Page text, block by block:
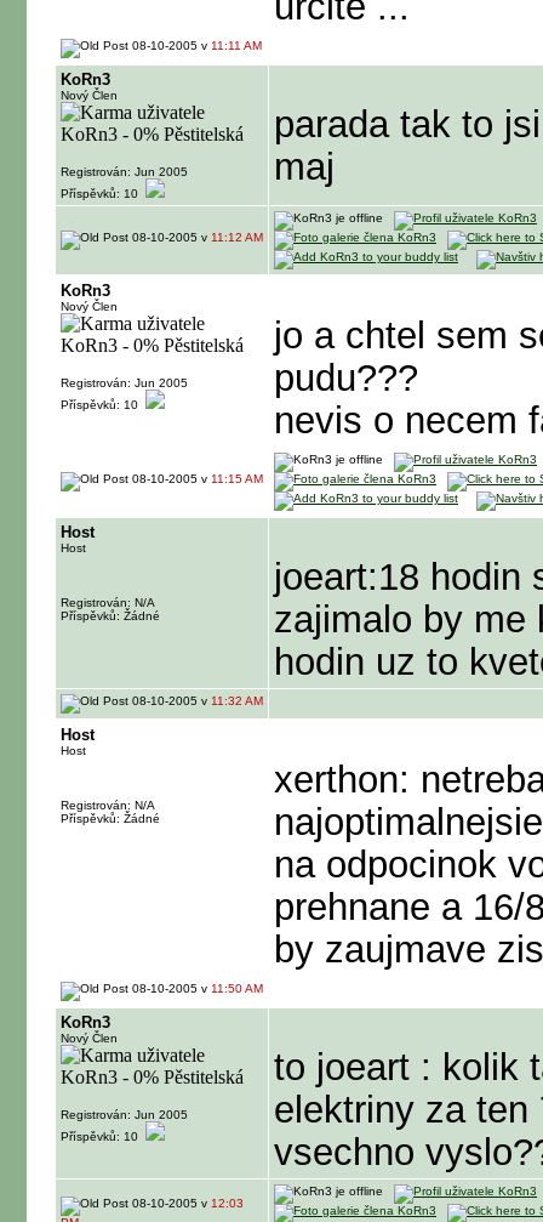
08-10-2005 v 11:11 AM
KoRn3
Nový Člen
Registrován: Jun 2005
Příspěvků: 10
parada tak to
maj
08-10-2005 v 11:12 AM
KoRn3
Nový Člen
Registrován: Jun 2005
Příspěvků: 10
jo a chtel sem
pudu???
nevis o necem
08-10-2005 v 11:15 AM
Host
Host
Registrován: N/A
Příspěvků: Žádné
joeart:18 hodin
zajimalo by me
hodin uz to
08-10-2005 v 11:32 AM
Host
Host
Registrován: N/A
Příspěvků: Žádné
xerthon:
na odpocinok
prehnane a
by zaujmave
08-10-2005 v 11:50 AM
KoRn3
Nový Člen
Registrován: Jun 2005
Příspěvků: 10
to joeart : kolik
elektriny za ten
vsechno
08-10-2005 v 12:03